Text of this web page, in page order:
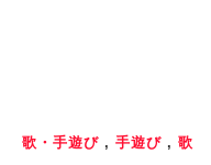
歌・手遊び , 手遊び , 歌